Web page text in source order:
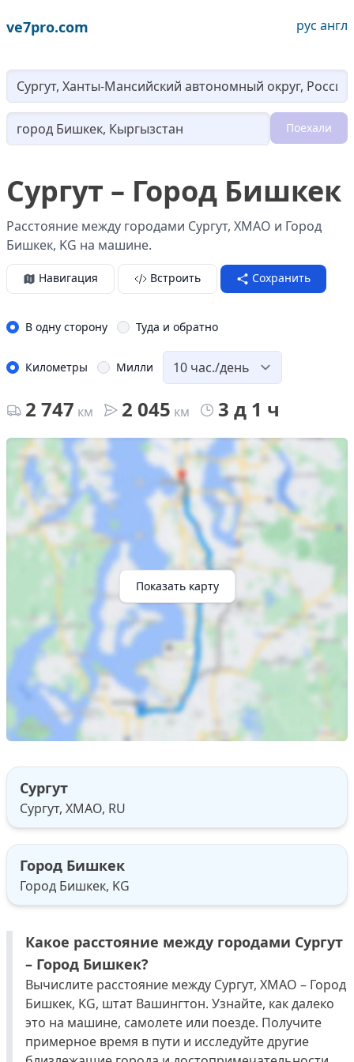
ve7pro.com рус англ
Loading...
Поехали
Сургут – Город Бишкек
Расстояние между городами Сургут, ХМАО и Город
Бишкек, KG на машине.
Навигация Встроить Сохранить
В одну сторону Туда и обратно
Километры Милли
2 747 км 2 045 км 3 д 1 ч
Показать карту
Сургут
Сургут, ХМАО, RU
Город Бишкек
Город Бишкек, KG
Какое расстояние между городами Сургут
– Город Бишкек?
Вычислите расстояние между Сургут, ХМАО – Город
Бишкек, KG, штат Вашингтон. Узнайте, как далеко
это на машине, самолете или поезде. Получите
примерное время в пути и исследуйте другие